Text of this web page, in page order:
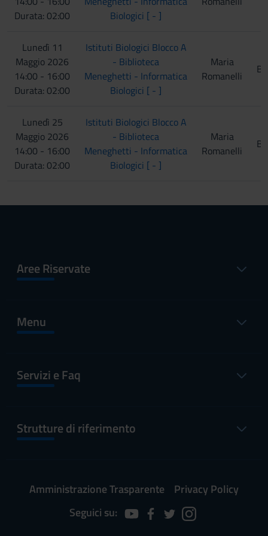
Durata: 02:00
Biologici [ - ]
Lunedì 11
Maggio 2026
14:00 - 16:00
Durata: 02:00
Istituti Biologici Blocco A
- Biblioteca
Meneghetti - Informatica
Biologici [ - ]
Maria
Romanelli
Lunedì 25
Maggio 2026
14:00 - 16:00
Durata: 02:00
Istituti Biologici Blocco A
- Biblioteca
Meneghetti - Informatica
Biologici [ - ]
Maria
Romanelli
Aree Riservate
Menu
Servizi e Faq
Strutture di riferimento
Amministrazione Trasparente
Privacy Policy
Seguici su: